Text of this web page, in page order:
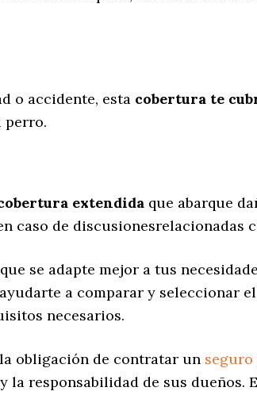
o accidente, esta cobertura te
perro.
extendida que abarque
caso de discusionesrelacionadas
se adapte mejor a tus
a comparar y seleccionar
necesarios.
obligación de contratar un seguro
y la responsabilidad de sus dueños.